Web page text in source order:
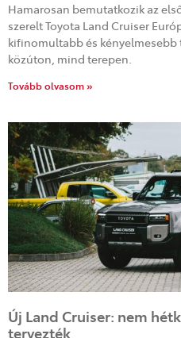
Hamarosan bemutatkozik az
szerelt Toyota Land Cruiser
kifinomultabb és
közúton, mind terepen.
Tovább olvasom »
Új Land Cruiser: nem
tervezték